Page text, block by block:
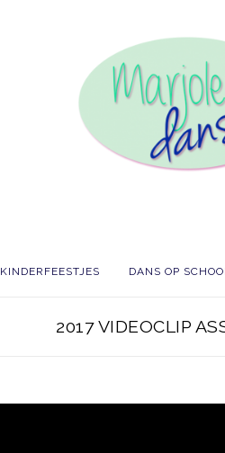
KINDERFEESTJES DANS OP
2017 VIDEOCLIP